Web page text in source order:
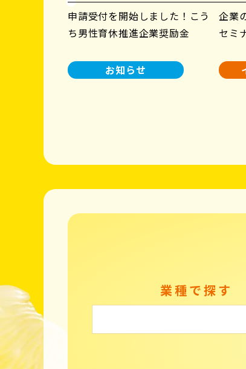
申請受付を開始しました！こう
ち男性育休推進企業奨励金
お知らせ
企業
セミ
業種で探す